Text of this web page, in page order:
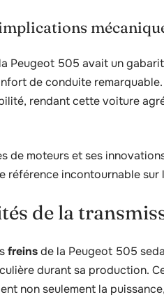
Peugeot 505 avait un
de conduite
rendant cette voiture
de moteurs et ses
référence incontournable sur
de la
freinsde la Peugeot 505
durant sa production.
non seulement la